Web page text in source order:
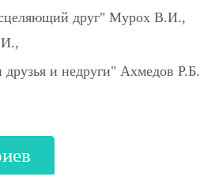
друг" Мурох В.И.,
друзья и недруги" Ахмедов Р.Б.